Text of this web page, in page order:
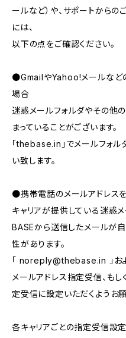
ールなど）や、サポートから
には、
以下の点をご確認ください。
●GmailやYahoo!メールなど
場合
迷惑メールフォルダやその他
まっていることがございます。
「thebase.in」でメールフォル
い致します。
●携帯電話のメールアドレス
キャリアが提供している迷惑メ
BASEから送信したメールが
性があります。
「 noreply@thebase.in 」お
メールアドレス指定受信、も
定受信に設定いただくようお願
各キャリアごとの指定受信設